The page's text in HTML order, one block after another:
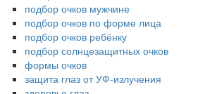
подбор очков мужчине
подбор очков по форме лица
подбор очков ребёнку
подбор солнцезащитных очков
формы очков
защита глаз от УФ-излучения